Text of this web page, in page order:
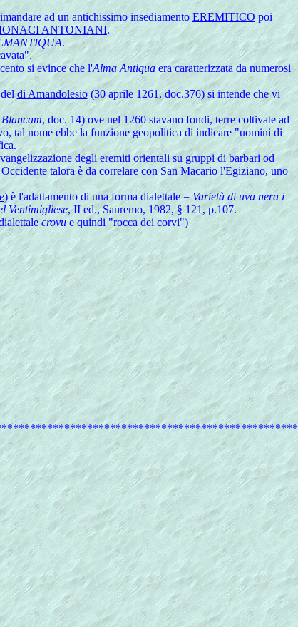
ad un antichissimo insediamento EREMITICOpoi
ANTONIANI.
.
si evince che l'Alma Antiquaera caratterizzata da numerosi
di Amandolesio(30 aprile 1261, doc.376) si intende che vi
, doc. 14) ove nel 1260 stavano fondi, terre coltivate ad
tal nome ebbe la funzione geopolitica di indicare "uomini di
degli eremiti orientali su gruppi di barbari od
talora è da correlare con San Macario l'Egiziano, uno
) è l'adattamento di una forma dialettale =Varietà di uva nera i
Ventimigliese, II ed., Sanremo, 1982, § 121, p.107.
crovu e quindi "rocca dei corvi")